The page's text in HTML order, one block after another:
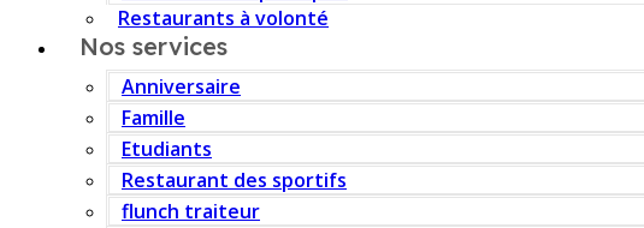
Restaurants à volonté
Nos services
Anniversaire
Famille
Etudiants
Restaurant des sportifs
flunch traiteur